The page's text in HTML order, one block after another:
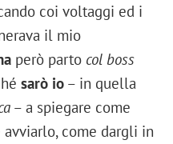
coi voltaggi ed i
il mio
però parto col boss
sarò io – in quella
– a spiegare come
come dargli in